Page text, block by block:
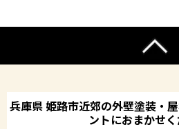
兵庫県 姫路市近郊の外壁塗装・
ントにおまかせく